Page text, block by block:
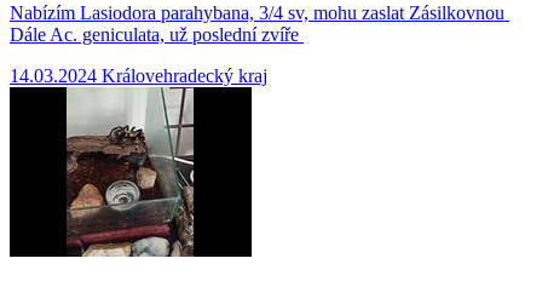
Nabízím Lasiodora parahybana, 3/4 sv, mohu zaslat Zásilkovnou
Dále Ac. geniculata, už poslední zvíře
14.03.2024 Královehradecký kraj